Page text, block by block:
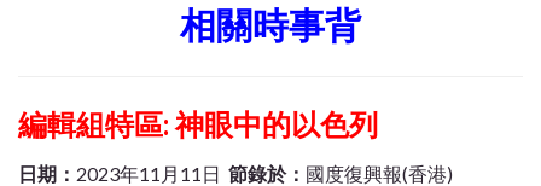
相關時事背
編輯組特區:神眼中的以色列
日期： 2023年11月11日 節錄於： 國度復興報(香港)